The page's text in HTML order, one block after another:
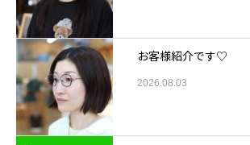
お客様紹介です♡
2026.08.03